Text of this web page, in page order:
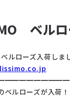
ベルロ
ルローズ入荷しま
ベルローズが入荷！